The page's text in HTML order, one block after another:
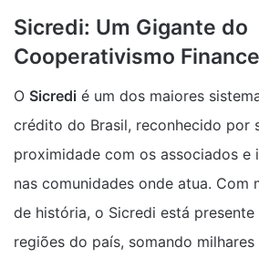
Sicredi: Um Gigante do
Cooperativismo
O Sicredi é um dos maiores
crédito do Brasil, reconhecido por
proximidade com os associados e
nas comunidades onde atua. Com
de história, o Sicredi está
regiões do país, somando